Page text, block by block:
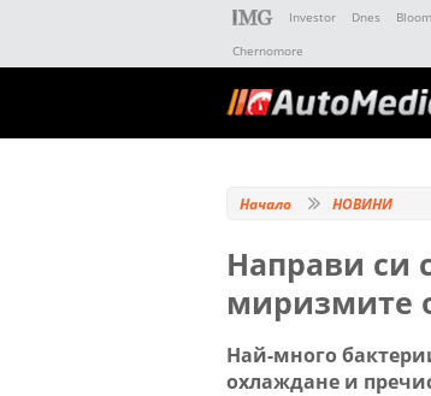
Investor Dnes
Chernomore
Начало НОВИНИ
Направи си
миризмите
Най-много
охлаждане и